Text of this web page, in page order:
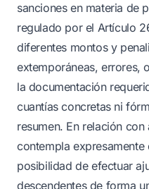
sanciones en materia de
regulado por el Artículo
diferentes montos y
extemporáneas, errores,
la documentación
cuantías concretas ni
resumen. En relación
contempla
posibilidad de efectuar
descendentes de forma